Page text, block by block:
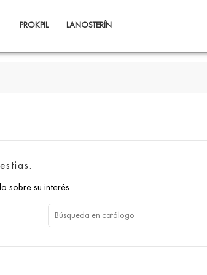
PROKPIL LANOSTERÍN
sobre su interés